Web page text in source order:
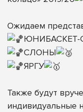
Ожидаем
ЮНИБАСКЕТ-
СЛОНЫ
ЯРГУ
Также будут
индивидуальные